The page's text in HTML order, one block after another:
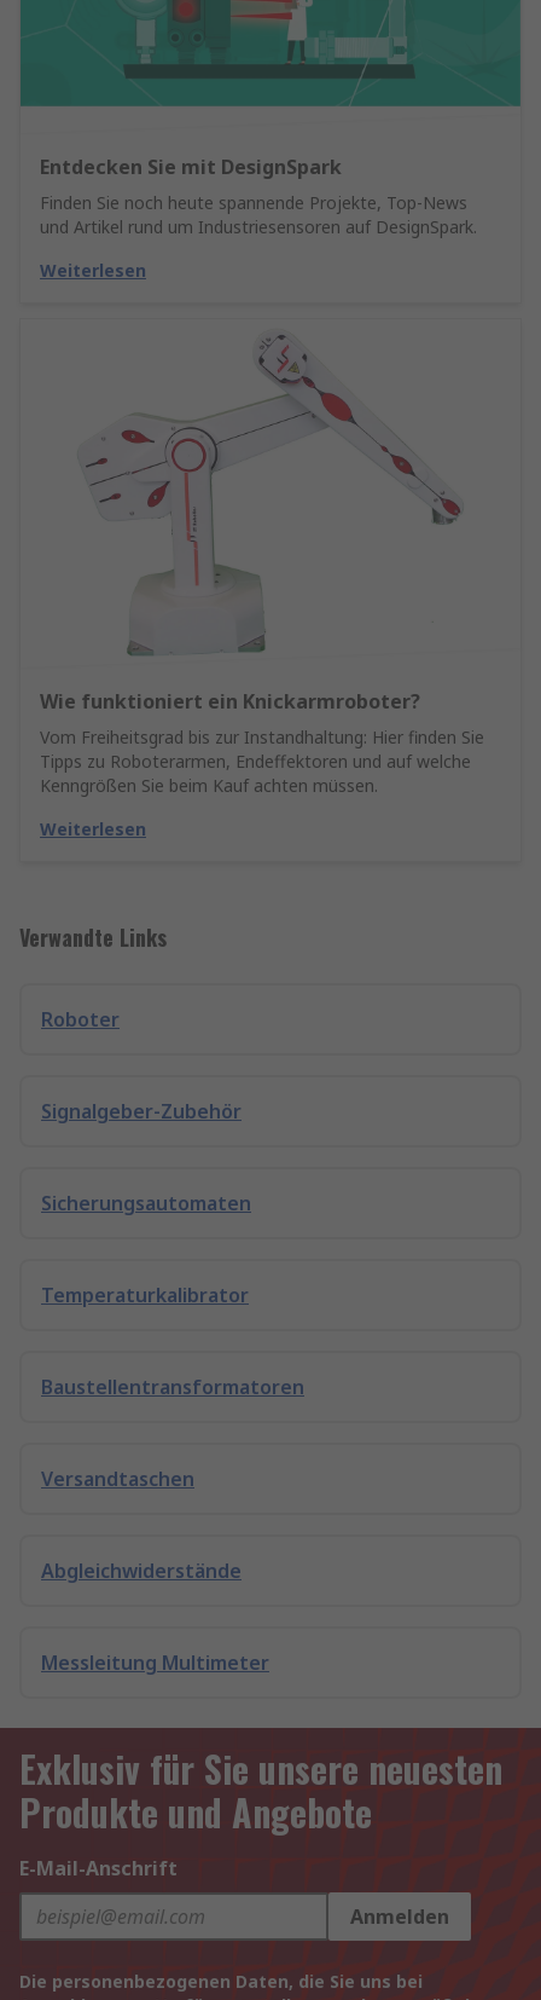
Entdecken Sie mit DesignSpark
Finden Sie noch heute spannende Projekte, Top-News
und Artikel rund um Industriesensoren auf DesignSpark.
Weiterlesen
Wie funktioniert ein Knickarmroboter?
Vom Freiheitsgrad bis zur Instandhaltung: Hier finden Sie
Tipps zu Roboterarmen, Endeffektoren und auf welche
Kenngrößen Sie beim Kauf achten müssen.
Weiterlesen
Verwandte Links
Roboter
Signalgeber-Zubehör
Sicherungsautomaten
Temperaturkalibrator
Baustellentransformatoren
Versandtaschen
Abgleichwiderstände
Messleitung Multimeter
Exklusiv für Sie unsere neuesten
Produkte und Angebote
E-Mail-Anschrift
Anmelden
Die personenbezogenen Daten, die Sie uns bei